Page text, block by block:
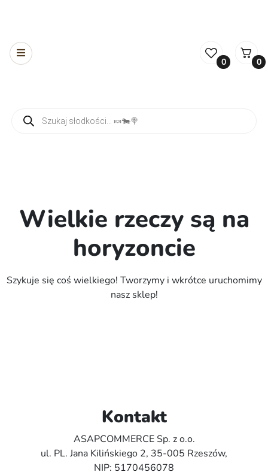
0 0
Wielkie rzeczy są na
horyzoncie
Szykuje się coś wielkiego! Tworzymy i wkrótce uruchomimy
nasz sklep!
Kontakt
ASAPCOMMERCE Sp. z o.o.
ul. PL. Jana Kilińskiego 2, 35-005 Rzeszów,
NIP: 5170456078